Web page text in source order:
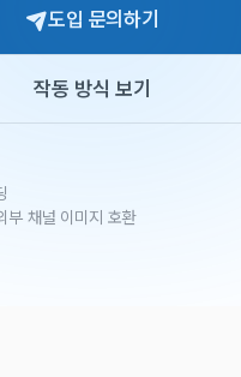
도입 문의하기
작동 방식 보기
부 채널 이미지 호환